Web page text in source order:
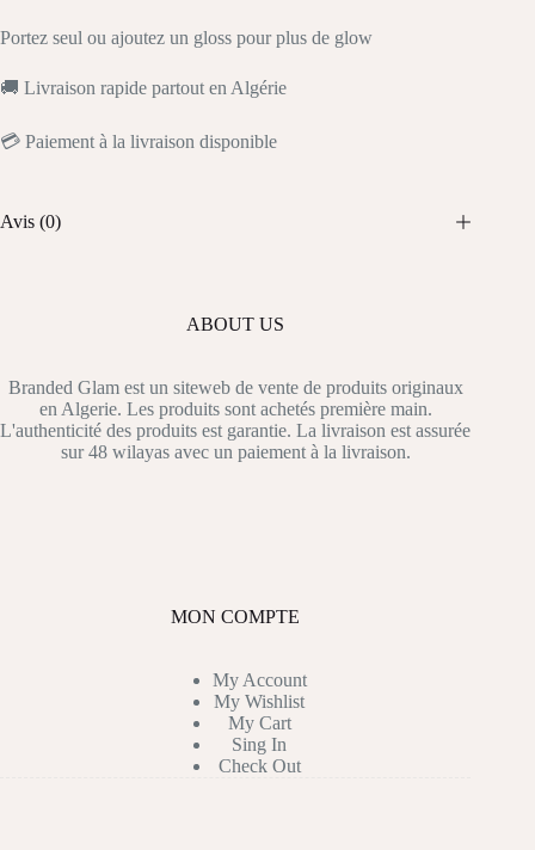
Portez seul ou ajoutez un gloss pour plus de glow
🚚 Livraison rapide partout en Algérie
💳 Paiement à la livraison disponible
Avis (0)
ABOUT US
Branded Glam est un siteweb de vente de produits originaux
en Algerie. Les produits sont achetés première main.
L'authenticité des produits est garantie. La livraison est assurée
sur 48 wilayas avec un paiement à la livraison.
MON COMPTE
My Account
My Wishlist
My Cart
Sing In
Check Out